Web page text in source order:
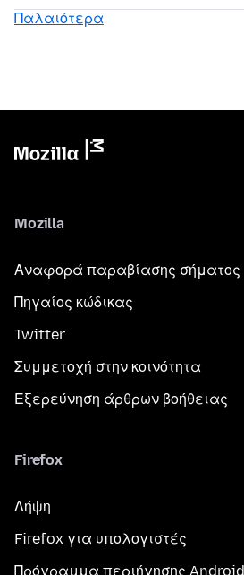
Παλαιότερα
Mozilla
Αναφορά παραβίασης σήματος
Πηγαίος κώδικας
Twitter
Συμμετοχή στην κοινότητα
Εξερεύνηση άρθρων βοήθειας
Firefox
Λήψη
Firefox για υπολογιστές
Πρόγραμμα περιήγησης Android